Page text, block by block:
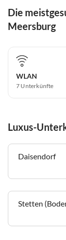
Die
Meersburg
WLAN
7 Unterkünfte
Luxus-
Daisendorf
Stetten